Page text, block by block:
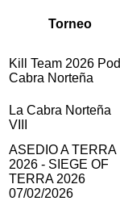
Torneo
Kill Team 2026 Pod
Cabra Norteña
La Cabra Norteña
VIII
ASEDIO A TERRA
2026 - SIEGE OF
TERRA 2026
07/02/2026